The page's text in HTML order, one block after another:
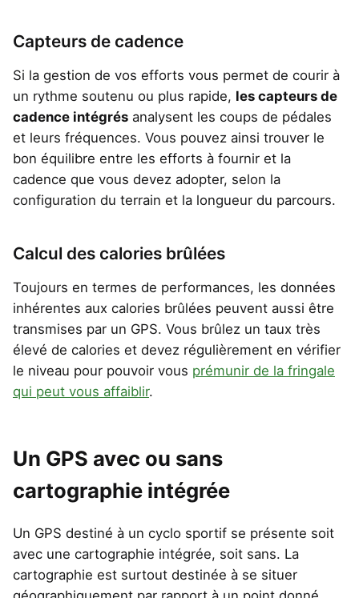
Capteurs de cadence
Si la gestion de vos efforts vous permet de courir à
un rythme soutenu ou plus rapide, les capteurs de
cadence intégrés analysent les coups de pédales
et leurs fréquences. Vous pouvez ainsi trouver le
bon équilibre entre les efforts à fournir et la
cadence que vous devez adopter, selon la
configuration du terrain et la longueur du parcours.
Calcul des calories brûlées
Toujours en termes de performances, les données
inhérentes aux calories brûlées peuvent aussi être
transmises par un GPS. Vous brûlez un taux très
élevé de calories et devez régulièrement en vérifier
le niveau pour pouvoir vous prémunir de la fringale
qui peut vous affaiblir.
Un GPS avec ou sans
cartographie intégrée
Un GPS destiné à un cyclo sportif se présente soit
avec une cartographie intégrée, soit sans. La
cartographie est surtout destinée à se situer